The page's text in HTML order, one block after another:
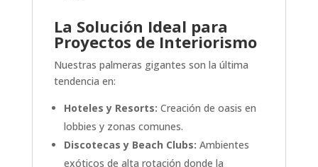
La Solución Ideal para
Proyectos de Interiorismo
Nuestras palmeras gigantes son la última
tendencia en:
Hoteles y Resorts: Creación de oasis en
lobbies y zonas comunes.
Discotecas y Beach Clubs: Ambientes
exóticos de alta rotación donde la